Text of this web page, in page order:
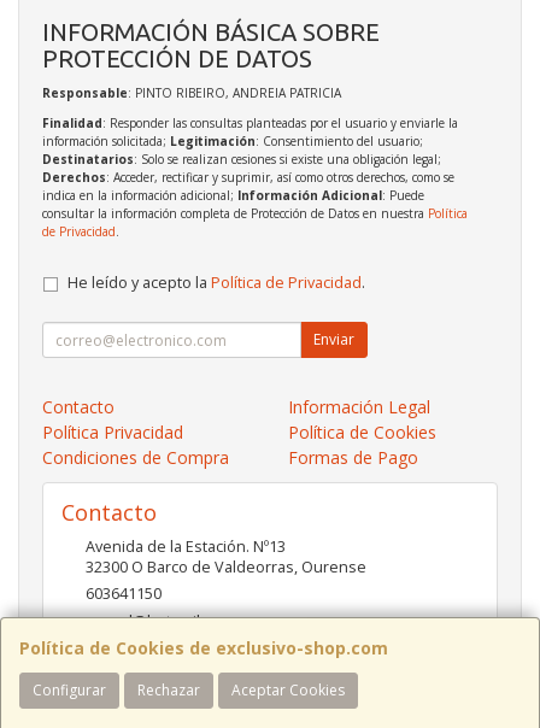
Política de Cookies de exclusivo-shop.com
Configurar Rechazar Aceptar Cookies
INFORMACIÓN BÁSICA SOBRE
PROTECCIÓN DE DATOS
Responsable: PINTO RIBEIRO, ANDREIA PATRICIA
Finalidad: Responder las consultas planteadas por el usuario y enviarle la
información solicitada; Legitimación: Consentimiento del usuario;
Destinatarios: Solo se realizan cesiones si existe una obligación legal;
Derechos: Acceder, rectificar y suprimir, así como otros derechos, como se
indica en la información adicional; Información Adicional: Puede
consultar la información completa de Protección de Datos en nuestra Política
de Privacidad.
He leído y acepto la Política de Privacidad.
Enviar
Contacto
Información Legal
Política Privacidad
Política de Cookies
Condiciones de Compra
Formas de Pago
Contacto
Avenida de la Estación. Nº13
32300 O Barco de Valdeorras, Ourense
603641150
pc-red@hotmail.es
Horario